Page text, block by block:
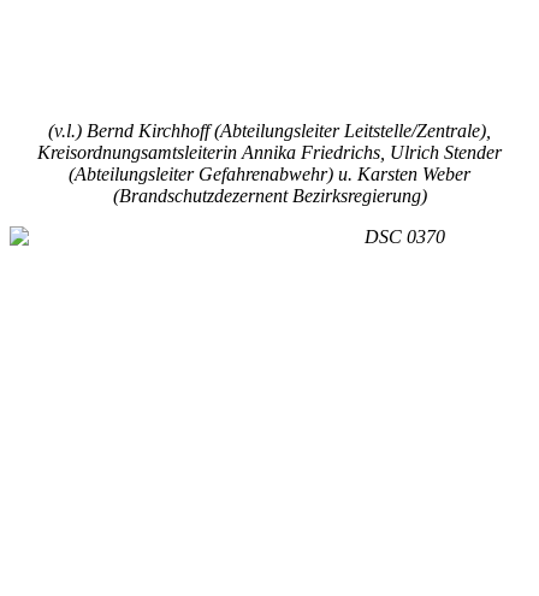
(v.l.) Bernd Kirchhoff (Abteilungsleiter Leitstelle/Zentrale),
Kreisordnungsamtsleiterin Annika Friedrichs, Ulrich Stender
(Abteilungsleiter Gefahrenabwehr) u. Karsten Weber
(Brandschutzdezernent Bezirksregierung)